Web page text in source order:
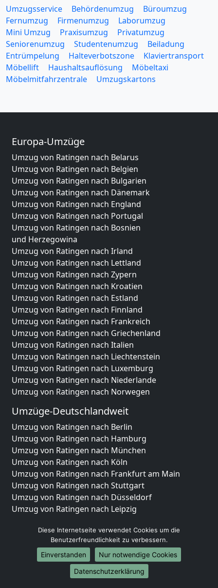
Umzugsservice Behördenumzug
Büroumzug
Fernumzug
Firmenumzug
Laborumzug
Mini Umzug
Praxisumzug
Privatumzug
Seniorenumzug
Studentenumzug
Beiladung
Entrümpelung
Halteverbotszone
Klaviertransport
Möbellift
Haushaltsauflösung
Möbeltaxi
Möbelmitfahrzentrale
Umzugskartons
Europa-Umzüge
Umzug von Ratingen nach Belarus
Umzug von Ratingen nach Belgien
Umzug von Ratingen nach Bulgarien
Umzug von Ratingen nach Dänemark
Umzug von Ratingen nach England
Umzug von Ratingen nach Portugal
Umzug von Ratingen nach Bosnien
und Herzegowina
Umzug von Ratingen nach Irland
Umzug von Ratingen nach Lettland
Umzug von Ratingen nach Zypern
Umzug von Ratingen nach Kroatien
Umzug von Ratingen nach Estland
Umzug von Ratingen nach Finnland
Umzug von Ratingen nach Frankreich
Umzug von Ratingen nach Griechenland
Umzug von Ratingen nach Italien
Umzug von Ratingen nach Liechtenstein
Umzug von Ratingen nach Luxemburg
Umzug von Ratingen nach Niederlande
Umzug von Ratingen nach Norwegen
Umzüge-Deutschlandweit
Umzug von Ratingen nach Berlin
Umzug von Ratingen nach Hamburg
Umzug von Ratingen nach München
Umzug von Ratingen nach Köln
Umzug von Ratingen nach Frankfurt am Main
Umzug von Ratingen nach Stuttgart
Umzug von Ratingen nach Düsseldorf
Umzug von Ratingen nach Leipzig
Umzug von Ratingen nach Essen
Umzug von Ratingen nach Bremen
Umzug von Ratingen nach Dresden
Umzug von Ratingen nach Hannover
Umzug von Ratingen nach Nürnberg
Diese Internetseite verwendet Cookies um die
Benutzerfreundlichkeit zu verbessern.
Einverstanden
Nur notwendige Cookies
Datenschutzerklärung